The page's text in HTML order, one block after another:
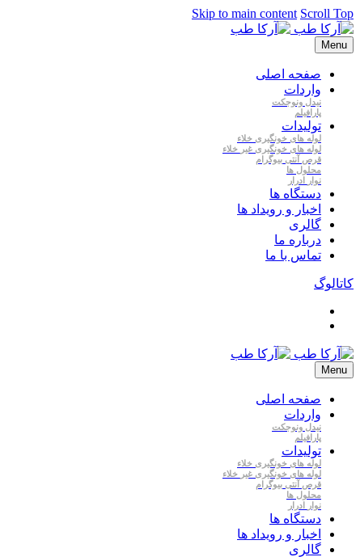
Skip to main content Scroll Top
Menu
صفحه اصلی
واردات
نیدل ونوجکت
پارافیلم
تولیدات
لوله های خونگیری خلاء
لوله های خونگیری غیر خلاء
قرص آنتی بیوگرام
محلول ها
نوار
ادرار
دستگاه ها
اخبار و رویداد ها
گالری
درباره ما
تماس با ما
کاتالوگ
Menu
صفحه اصلی
واردات
نیدل ونوجکت
پارافیلم
تولیدات
لوله های خونگیری خلاء
لوله های خونگیری غیر خلاء
قرص آنتی بیوگرام
محلول ها
نوار
ادرار
دستگاه ها
اخبار و رویداد ها
گالری